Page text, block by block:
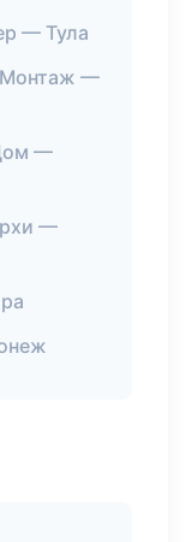
— Тула
Монтаж —
—
—